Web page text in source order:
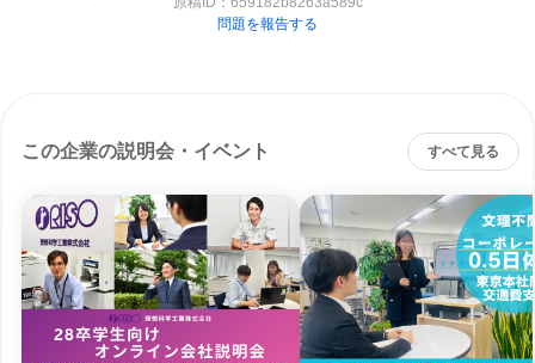
問題を報告する
この企業の説明会・イベント すべて見る